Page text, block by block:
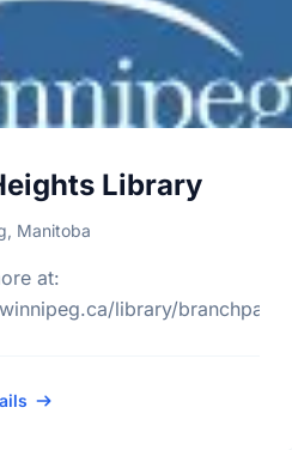
Library
Manitoba
at:
library/